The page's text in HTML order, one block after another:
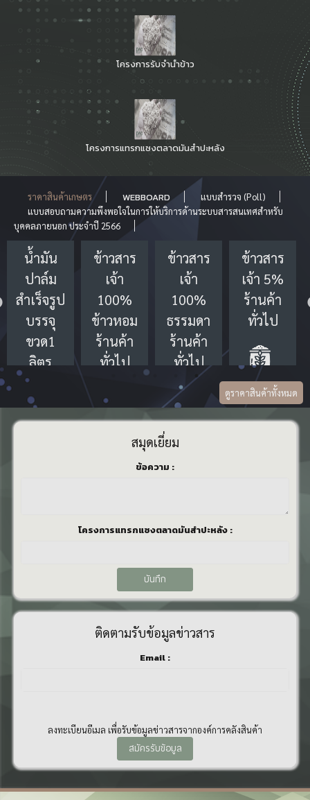
โครงการรับจำนำข้าว
โครงการแทรกแซงตลาดมันสำปะหลัง
ราคาสินค้าเกษตร WEBBOARD
แบบสำรวจ (Poll)
แบบสอบถามความพึงพอใจในการให้บริการด้านระบบสารสนเทศสำหรับ
บุคคลภายนอก ประจำปี 2566
น้ำมัน
ปาล์ม
สำเร็จรูป
บรรจุ
ขวด1
ลิตร
ข้าวสาร
เจ้า
100%
ข้าวหอม
ร้านค้า
ทั่วไป
ข้าวสาร
เจ้า
100%
ธรรมดา
ร้านค้า
ทั่วไป
0.00
บาท/ 15
ข้าวสาร
เจ้า 5%
ร้านค้า
ทั่วไป
0.00
บาท/ 15
ดูราคาสินค้าทั้งหมด
สมุดเยี่ยม
ข้อความ :
โครงการแทรกแซงตลาดมันสำปะหลัง :
บันทึก
ติดตามรับข้อมูลข่าวสาร
Email :
ลงทะเบียนอีเมล เพื่อรับข้อมูลข่าวสารจากองค์การคลังสินค้า
สมัครรับข้อมูล